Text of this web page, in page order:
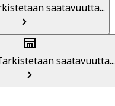
saatavuutta...
saatavuutta...